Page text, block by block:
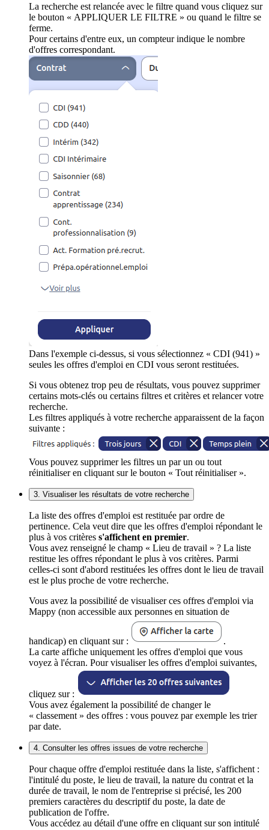
La recherche est relancée avec le filtre quand vous cliquez sur
le bouton « APPLIQUER LE FILTRE » ou quand le filtre se
ferme.
Pour certains d'entre eux, un compteur indique le nombre
d'offres correspondant.
Dans l'exemple ci-dessus, si vous sélectionnez « CDI (941) »
seules les offres d'emploi en CDI vous seront restituées.
Si vous obtenez trop peu de résultats, vous pouvez supprimer
certains mots-clés ou certains filtres et critères et relancer votre
recherche.
Les filtres appliqués à votre recherche apparaissent de la façon
suivante :
Vous pouvez supprimer les filtres un par un ou tout
réinitialiser en cliquant sur le bouton « Tout réinitialiser ».
3. Visualiser les résultats de votre recherche
La liste des offres d'emploi est restituée par ordre de
pertinence. Cela veut dire que les offres d'emploi répondant le
plus à vos critères s'affichent en premier.
Vous avez renseigné le champ « Lieu de travail » ? La liste
restitue les offres répondant le plus à vos critères. Parmi
celles-ci sont d'abord restituées les offres dont le lieu de travail
est le plus proche de votre recherche.
Vous avez la possibilité de visualiser ces offres d'emploi via
Mappy (non accessible aux personnes en situation de
handicap) en cliquant sur :
.
La carte affiche uniquement les offres d'emploi que vous
voyez à l'écran. Pour visualiser les offres d'emploi suivantes,
cliquez sur :
Vous avez également la possibilité de changer le
« classement » des offres : vous pouvez par exemple les trier
par date.
4. Consulter les offres issues de votre recherche
Pour chaque offre d'emploi restituée dans la liste, s'affichent :
l'intitulé du poste, le lieu de travail, la nature du contrat et la
durée de travail, le nom de l'entreprise si précisé, les 200
premiers caractères du descriptif du poste, la date de
publication de l'offre.
Vous accédez au détail d'une offre en cliquant sur son intitulé